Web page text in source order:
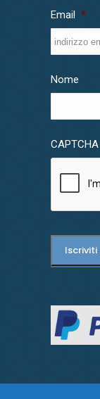
Email *
Nome
CAPTCHA